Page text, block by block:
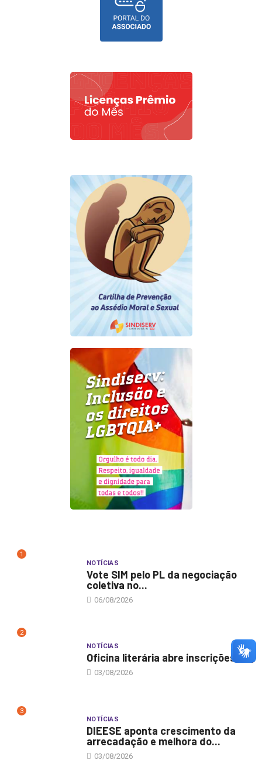
1
NOTÍCIAS
Vote SIM pelo PL da negociação
coletiva no...
06/08/2026
2
NOTÍCIAS
Oficina literária abre inscrições
03/08/2026
3
NOTÍCIAS
DIEESE aponta crescimento da
arrecadação e melhora do...
03/08/2026